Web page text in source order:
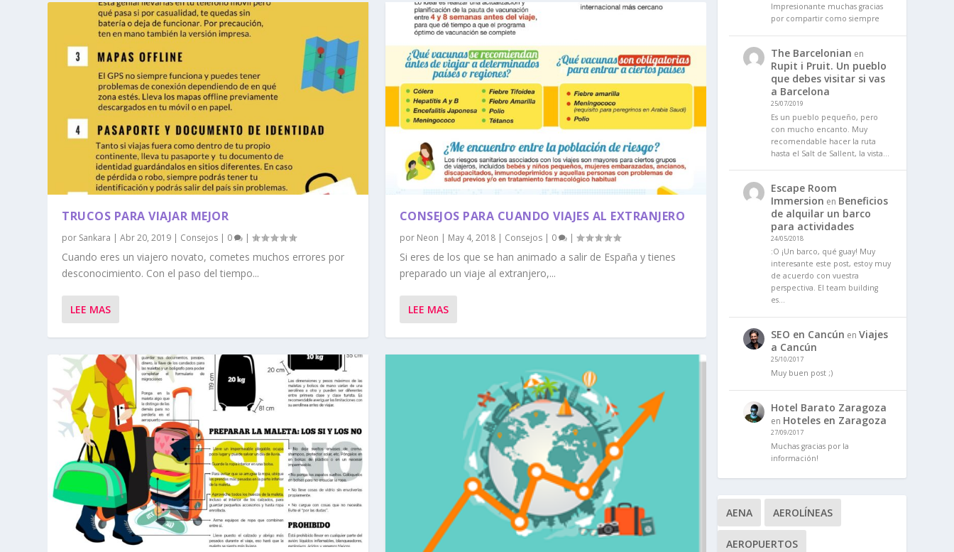
TRUCOS PARA VIAJAR MEJOR
por Sankara |Abr 20, 2019 | Consejos | 0 |
Cuando eres un viajero novato, cometes muchos errores por
desconocimiento. Con el paso del tiempo...
LEE MAS
CONSEJOS PARA CUANDO VIAJES AL EXTRANJERO
por Neon | May 4, 2018| Consejos| 0 |
Si eres de los que se han animado a salir de España y tienes
preparado un viaje al extranjero,...
LEE MAS
Impresionante muchas gracias
por compartir como siempre
The Barcelonian en
Rupit i Pruit. Un pueblo
que debes visitar si vas
a Barcelona
25/07/2019
Es un pueblo pequeño, pero
con mucho encanto. Muy
recomendable hacer la ruta
hasta el Salt de Sallent, la vista…
Escape Room
Immersion en Beneficios
de alquilar un barco
para actividades
24/05/2018
:O ¡Un barco, qué guay! Muy
interesante este post, estoy muy
de acuerdo con vuestra
perspectiva. El team building
es…
SEO en Cancún en Viajes
a Cancún
25/10/2017
Muy buen post ;)
Hotel Barato Zaragoza
en Hoteles en Zaragoza
27/09/2017
Muchas gracias por la
información!
AENA AEROLÍNEAS
AEROPUERTOS